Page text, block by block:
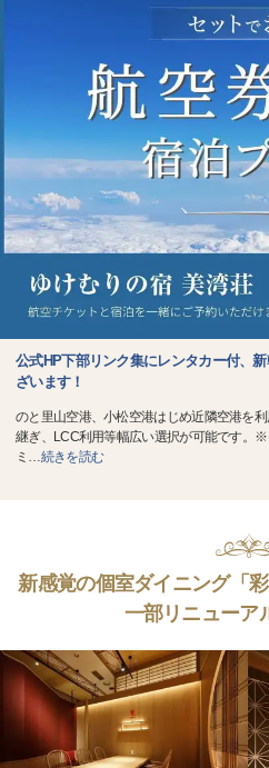
公式HP下部リンク集にレンタカー付、
ざいます！
のと里山空港、小松空港はじめ近隣空港を
継ぎ、LCC利用等幅広い選択が可能です。
ミ …続きを読む
新感覚の個室ダイニング「
一部リニューア